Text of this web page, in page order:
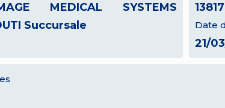
MEDICAL SYSTEMS
Succursale
13817
Date
21/